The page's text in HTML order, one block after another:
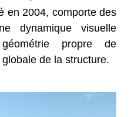
en 2004, comporte des
dynamique visuelle
propre de
globale de la structure.